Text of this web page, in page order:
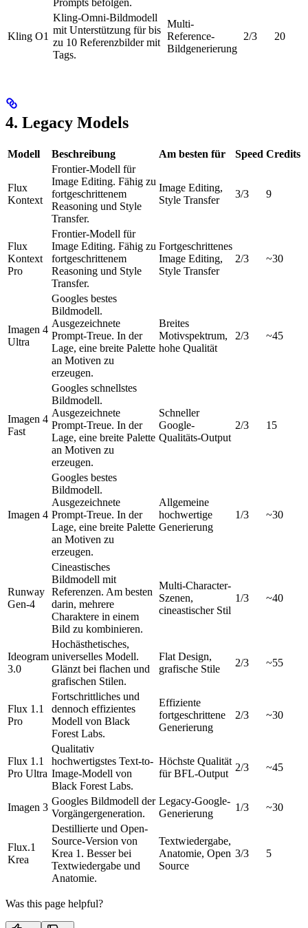
Kling O1
Kling-Omni-Bildmodell
mit Unterstützung für bis
zu 10 Referenzbilder mit
Tags.
Multi-
Reference-
Bildgenerierung
2/3 20
4. Legacy Models
Modell Beschreibung Am besten für Speed Credits
Flux
Kontext
Frontier-Modell für
Image Editing. Fähig zu
fortgeschrittenem
Reasoning und Style
Transfer.
Image Editing,
Style Transfer
3/3 9
Flux
Kontext
Pro
Frontier-Modell für
Image Editing. Fähig zu
fortgeschrittenem
Reasoning und Style
Transfer.
Fortgeschrittenes
Image Editing,
Style Transfer
2/3 ~30
Imagen 4
Ultra
Googles bestes
Bildmodell.
Ausgezeichnete
Prompt-Treue. In der
Lage, eine breite Palette
an Motiven zu
erzeugen.
Breites
Motivspektrum,
hohe Qualität
2/3 ~45
Imagen 4
Fast
Googles schnellstes
Bildmodell.
Ausgezeichnete
Prompt-Treue. In der
Lage, eine breite Palette
an Motiven zu
erzeugen.
Schneller
Google-
Qualitäts-Output
2/3 15
Imagen 4
Googles bestes
Bildmodell.
Ausgezeichnete
Prompt-Treue. In der
Lage, eine breite Palette
an Motiven zu
erzeugen.
Allgemeine
hochwertige
Generierung
1/3 ~30
Runway
Gen-4
Cineastisches
Bildmodell mit
Referenzen. Am besten
darin, mehrere
Charaktere in einem
Bild zu kombinieren.
Multi-Character-
Szenen,
cineastischer Stil
1/3 ~40
Ideogram
3.0
Hochästhetisches,
universelles Modell.
Glänzt bei flachen und
grafischen Stilen.
Flat Design,
grafische Stile
2/3 ~55
Flux 1.1
Pro
Fortschrittliches und
dennoch effizientes
Modell von Black
Forest Labs.
Effiziente
fortgeschrittene
Generierung
2/3 ~30
Flux 1.1
Pro Ultra
Qualitativ
hochwertigstes Text-to-
Image-Modell von
Black Forest Labs.
Höchste Qualität
für BFL-Output
2/3 ~45
Imagen 3
Googles Bildmodell der
Vorgängergeneration.
Legacy-Google-
Generierung
1/3 ~30
Flux.1
Krea
Destillierte und Open-
Source-Version von
Krea 1. Besser bei
Textwiedergabe und
Anatomie.
Textwiedergabe,
Anatomie, Open
Source
3/3 5
Was this page helpful?